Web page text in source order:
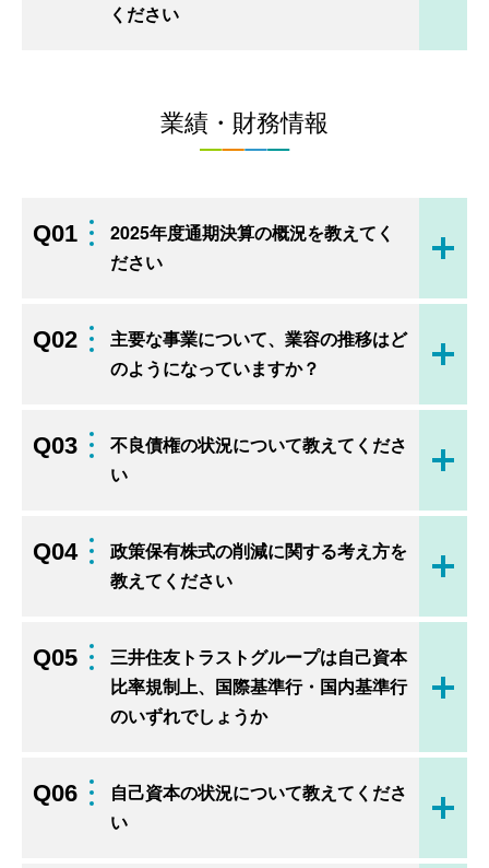
ください
業績・財務情報
Q01
2025年度通期決算の概況を教えてく
ださい
開く
Q02
主要な事業について、業容の推移はど
のようになっていますか？
開く
Q03
不良債権の状況について教えてくださ
い
開く
Q04
政策保有株式の削減に関する考え方を
教えてください
開く
Q05
三井住友トラストグループは自己資本
比率規制上、国際基準行・国内基準行
のいずれでしょうか
開く
Q06
自己資本の状況について教えてくださ
い
開く